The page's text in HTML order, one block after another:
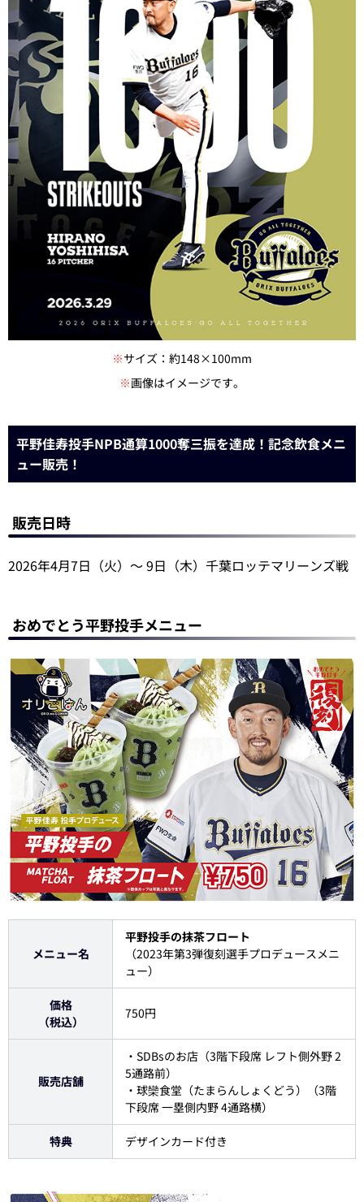
※サイズ：約148×100mm
※画像はイメージです。
平野佳寿投手NPB通算1000奪三振を達成！記念飲食メニ
ュー販売！
販売日時
2026年4月7日（火）～ 9日（木）千葉ロッテマリーンズ戦
おめでとう平野投手メニュー
メニュー名
平野投手の抹茶フロート
（2023年第3弾復刻選手プロデュースメニ
ュー）
価格
（税込）
750円
販売店舗
・SDBsのお店（3階下段席 レフト側外野 2
5通路前）
・球欒食堂（たまらんしょくどう）（3階
下段席 一塁側内野 4通路横）
特典 デザインカード付き